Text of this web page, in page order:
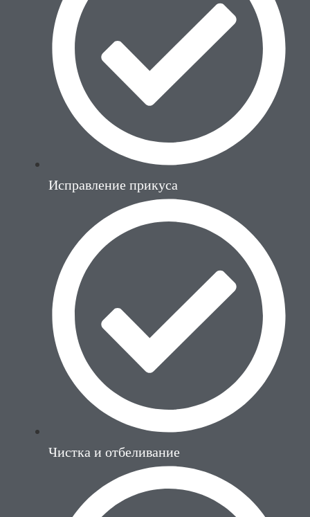
Исправление прикуса
Чистка и отбеливание